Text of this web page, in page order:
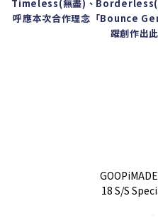
Timeless(無盡) 、Borderless(
呼應本次合作理念「Bounce
躍創作出
18 S/S